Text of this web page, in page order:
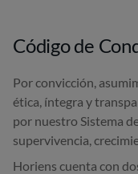
Código de
Por convicción,
ética, íntegra y
por nuestro Sistema
supervivencia,
Horiens cuenta con